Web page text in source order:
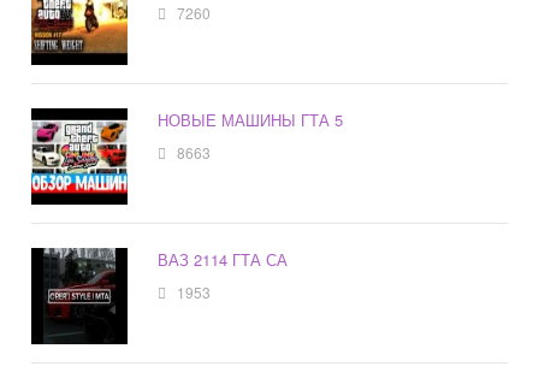
7260
НОВЫЕ МАШИНЫ ГТА 5
8663
ВАЗ 2114 ГТА СА
1953